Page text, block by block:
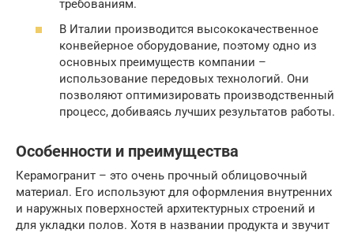
требованиям.
В Италии производится высококачественное
конвейерное оборудование, поэтому одно из
основных преимуществ компании –
использование передовых технологий. Они
позволяют оптимизировать производственный
процесс, добиваясь лучших результатов работы.
Особенности и преимущества
Керамогранит – это очень прочный облицовочный
материал. Его используют для оформления внутренних
и наружных поверхностей архитектурных строений и
для укладки полов. Хотя в названии продукта и звучит